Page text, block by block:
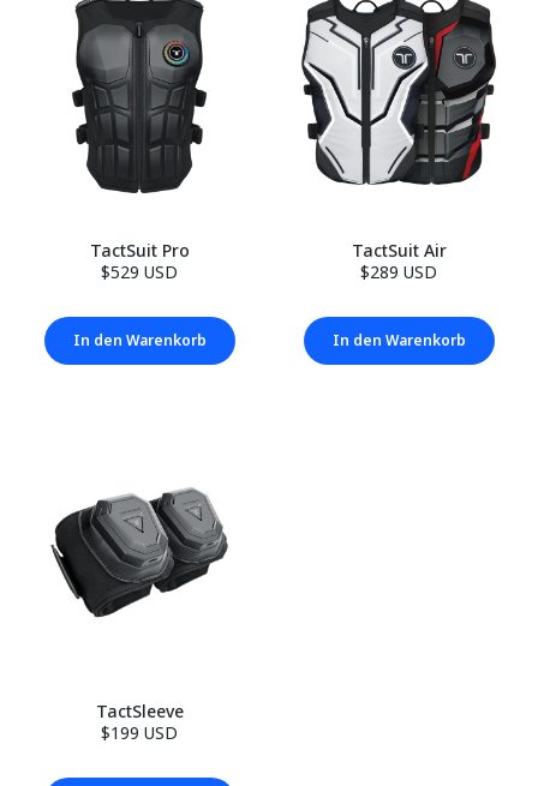
TactSuit Pro
$529 USD
In den Warenkorb
TactSuit Air
$289 USD
In den Warenkorb
TactSleeve
$199 USD